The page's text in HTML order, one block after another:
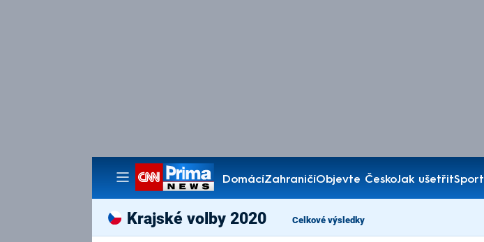
DomácíZahraničíObjevte ČeskoJak ušetřitSport
Pořady
Krajské volby 2020 Celkové výsledky